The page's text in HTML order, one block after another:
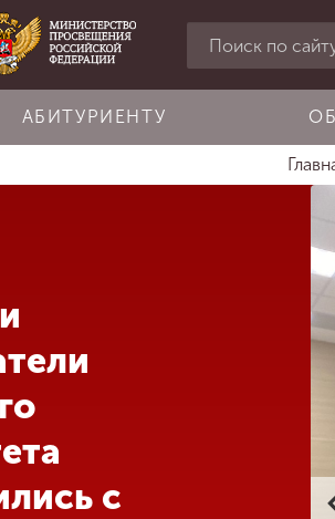
АБИТУРИЕНТУ
с